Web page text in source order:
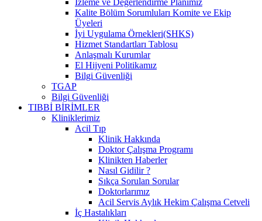
Kalite Bölüm Sorumluları Komite ve Ekip
Üyeleri
İyi Uygulama Örnekleri(SHKS)
Hizmet Standartları Tablosu
Anlaşmalı Kurumlar
El Hijyeni Politikamız
Bilgi Güvenliği
TGAP
Bilgi Güvenliği
TIBBİ BİRİMLER
Kliniklerimiz
Acil Tıp
Klinik Hakkında
Doktor Çalışma Programı
Klinikten Haberler
Nasıl Gidilir ?
Sıkça Sorulan Sorular
Doktorlarımız
Acil Servis Aylık Hekim Çalışma Cetveli
İç Hastalıkları